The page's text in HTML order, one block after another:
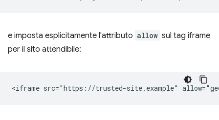
e imposta esplicitamente l'attributo allow sul tag iframe
per il sito attendibile: